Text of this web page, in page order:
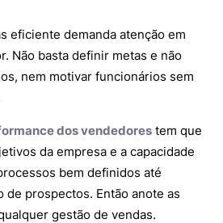
eficiente demanda atenção em
Não basta definir metas e não
nem motivar funcionários sem
dos vendedores tem que
da empresa e a capacidade
bem definidos até
de prospectos. Então anote as
gestão de vendas.